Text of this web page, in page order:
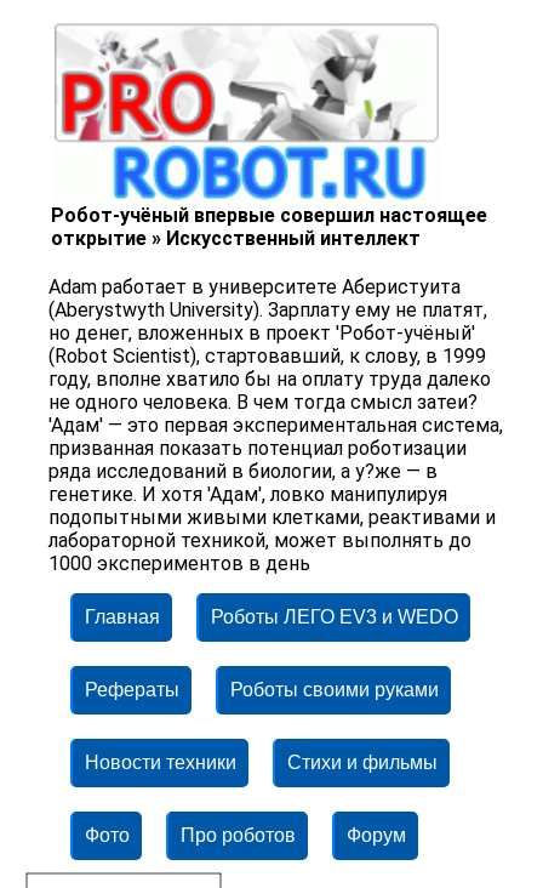
Робот-учёный впервые совершил настоящее
открытие » Искусственный интеллект
Adam работает в университете Аберистуита
(Aberystwyth University). Зарплату ему не платят,
но денег, вложенных в проект 'Робот-учёный'
(Robot Scientist), стартовавший, к слову, в 1999
году, вполне хватило бы на оплату труда далеко
не одного человека. В чем тогда смысл затеи?
'Адам' — это первая экспериментальная система,
призванная показать потенциал роботизации
ряда исследований в биологии, а у?же — в
генетике. И хотя 'Адам', ловко манипулируя
подопытными живыми клетками, реактивами и
лабораторной техникой, может выполнять до
1000 экспериментов в день
Главная Роботы ЛЕГО EV3 и WEDO
Рефераты Роботы своими руками
Новости техники Стихи и фильмы
Фото Про роботов Форум